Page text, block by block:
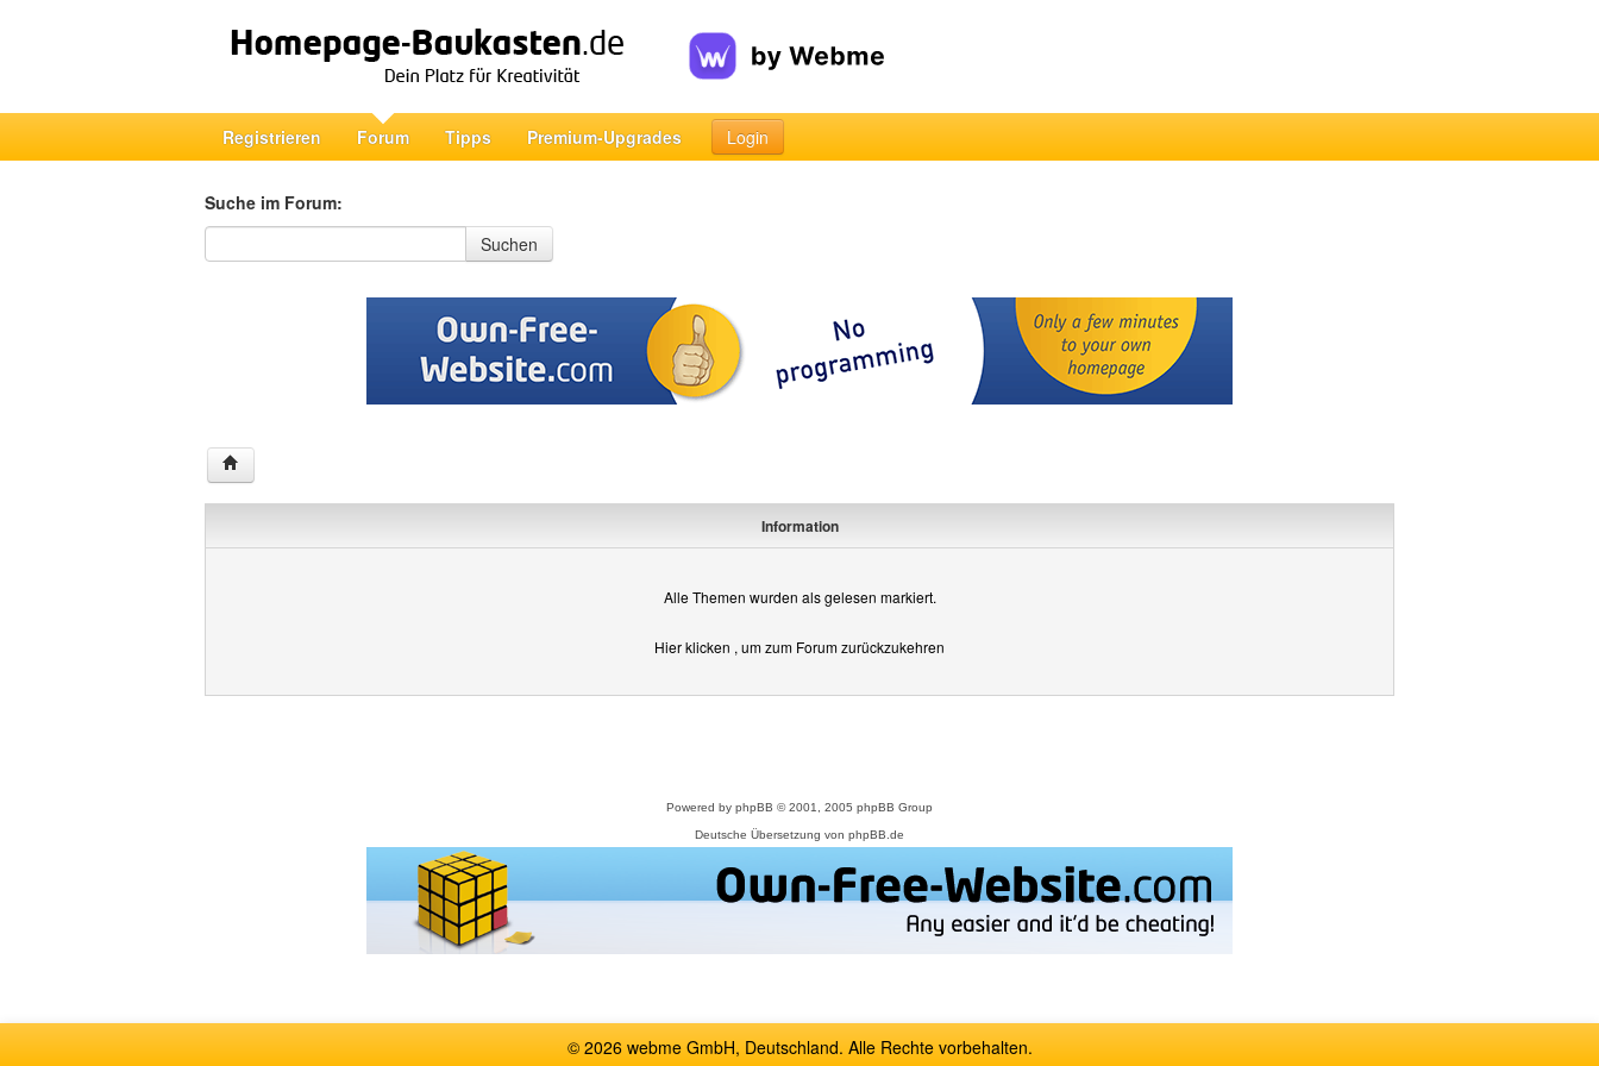
Registrieren Forum Tipps Premium-Upgrades Login
Suche im Forum:
Suche im Forum
Suchen
Information
Alle Themen wurden als gelesen markiert.
Hier klicken , um zum Forum zurückzukehren
Powered by phpBB © 2001, 2005 phpBB Group
Deutsche Übersetzung von phpBB.de
© 2026 webme GmbH, Deutschland. Alle Rechte vorbehalten.